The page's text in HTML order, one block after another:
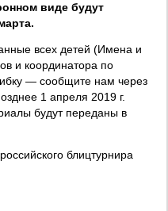
виде будут
всех детей (Имена и
и координатора по
— сообщите нам через
1 апреля 2019 г.
будут переданы в
блицтурнира